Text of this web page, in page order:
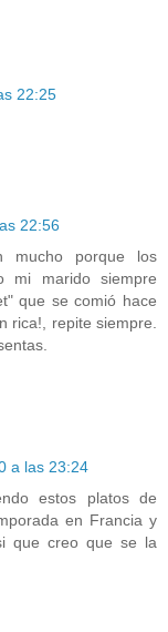
22:25
22:56
mucho porque los
mi marido siempre
que se comió hace
rica!, repite siempre.
a las 23:24
estos platos de
en Francia y
que creo que se la